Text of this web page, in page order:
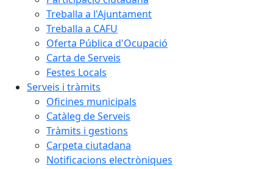
Treballa a l'Ajuntament
Treballa a CAFU
Oferta Pública d'Ocupació
Carta de Serveis
Festes Locals
Serveis i tràmits
Oficines municipals
Catàleg de Serveis
Tràmits i gestions
Carpeta ciutadana
Notificacions electròniques